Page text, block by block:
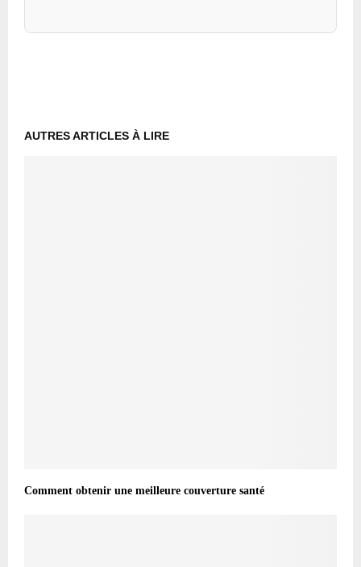
AUTRES ARTICLES À LIRE
Comment obtenir une meilleure couverture santé